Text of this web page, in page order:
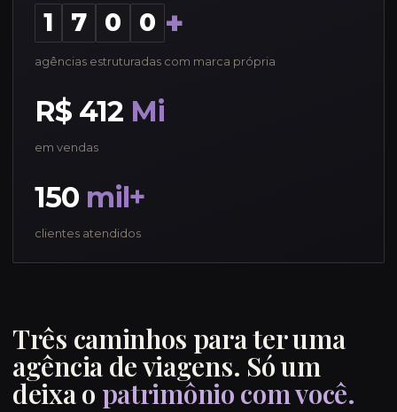
1 7 0 0 +
agências estruturadas com marca própria
R$ 412 Mi
em vendas
150 mil+
clientes atendidos
Três caminhos para ter uma
agência de viagens. Só um
deixa o patrimônio com você.